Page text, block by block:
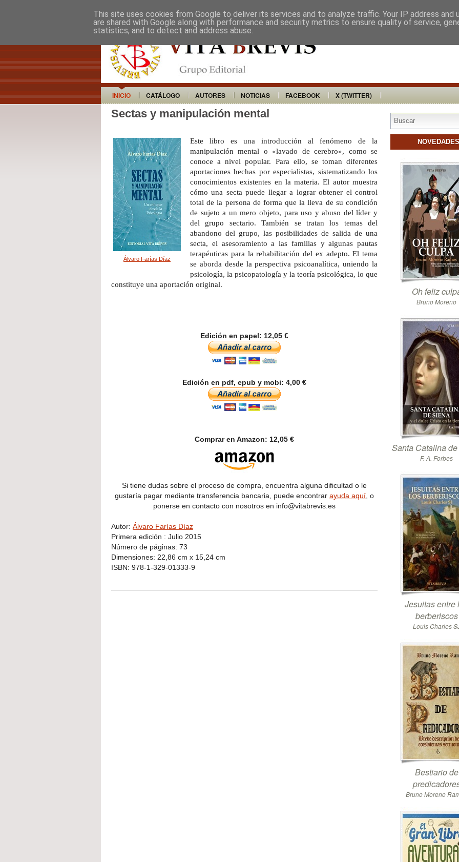
VITA BREVIS DISTRIBUIDORES
INICIO CATÁLOGO AUTORES NOTICIAS FACEBOOK X (TWITTER)
Sectas y manipulación mental
Álvaro Farías Díaz
Este libro es una introducción al fenómeno de la
manipulación mental o «lavado de cerebro», como se
conoce a nivel popular. Para ello, se toman diferentes
aportaciones hechas por especialistas, sistematizando los
conocimientos existentes en la materia. El autor muestra
cómo una secta puede llegar a lograr obtener el control
total de la persona de forma que la lleva de su condición
de sujeto a un mero objeto, para uso y abuso del líder y
del grupo sectario. También se tratan los temas del
abandono del grupo, las posibilidades de salida de una
secta, el asesoramiento a las familias y algunas pautas
terapéuticas para la rehabilitación del ex adepto. El tema
se aborda desde la perspectiva psicoanalítica, uniendo la
psicología, la psicopatología y la teoría psicológica, lo que
constituye una aportación original.
Edición en papel: 12,05 €
Edición en pdf, epub y mobi: 4,00 €
Comprar en Amazon: 12,05 €
Si tiene dudas sobre el proceso de compra, encuentra alguna dificultad o le
gustaría pagar mediante transferencia bancaria, puede encontrar ayuda aquí , o
ponerse en contacto con nosotros en info@vitabrevis.es
Autor: Álvaro Farías Díaz
Primera edición : Julio 2015
Número de páginas: 73
Dimensiones: 22,86 cm x 15,24 cm
ISBN: 978-1-329-01333-9
NOVEDADES
Oh feliz
Bruno Moreno
Santa Catalina
F. A. Forbes
Jesuitas entre
berberiscos
Louis Charles
Bestiario de
Bruno Moreno
This site uses cookies from Google to deliver its services and to analyze traffic. Your IP address and
are shared with Google along with performance and security metrics to ensure quality of service,
statistics, and to detect and address abuse.